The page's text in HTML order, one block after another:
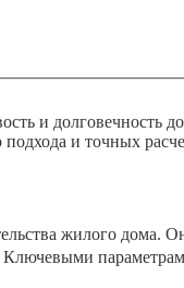
и
и точных
жилого дома.